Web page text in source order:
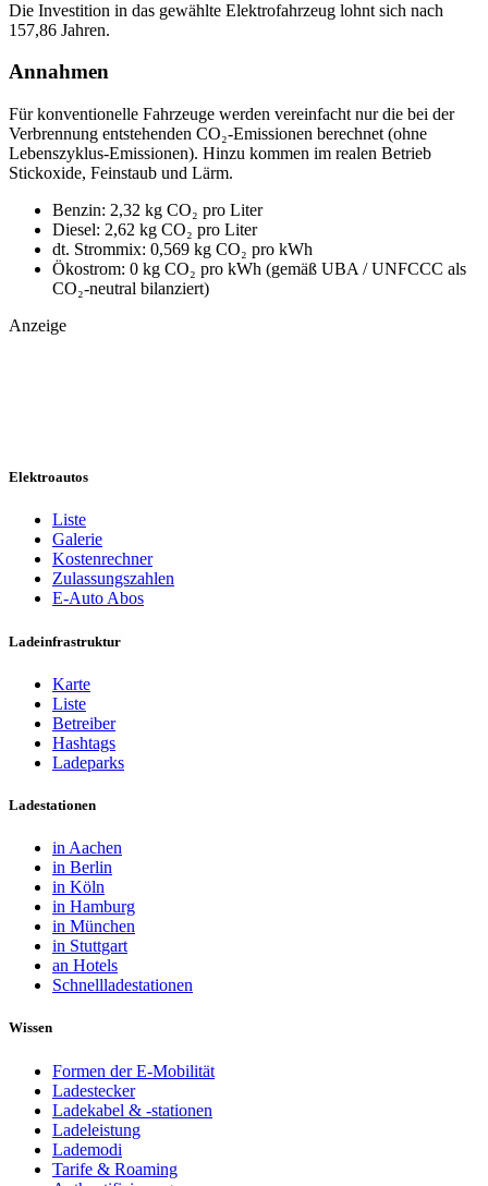
Die Investition in das gewählte Elektrofahrzeug lohnt sich nach
157,86 Jahren.
Annahmen
Für konventionelle Fahrzeuge werden vereinfacht nur die bei der
Verbrennung entstehenden CO₂-Emissionen berechnet (ohne
Lebenszyklus-Emissionen). Hinzu kommen im realen Betrieb
Stickoxide, Feinstaub und Lärm.
Benzin: 2,32 kg CO₂ pro Liter
Diesel: 2,62 kg CO₂ pro Liter
dt. Strommix: 0,569 kg CO₂ pro kWh
Ökostrom: 0 kg CO₂ pro kWh (gemäß UBA / UNFCCC als
CO₂-neutral bilanziert)
Anzeige
Elektroautos
Liste
Galerie
Kostenrechner
Zulassungszahlen
E-Auto Abos
Ladeinfrastruktur
Karte
Liste
Betreiber
Hashtags
Ladeparks
Ladestationen
in Aachen
in Berlin
in Köln
in Hamburg
in München
in Stuttgart
an Hotels
Schnellladestationen
Wissen
Formen der E-Mobilität
Ladestecker
Ladekabel & -stationen
Ladeleistung
Lademodi
Tarife & Roaming